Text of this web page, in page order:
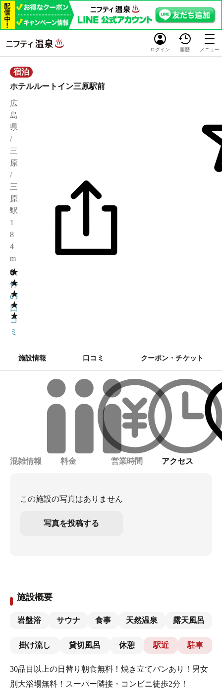
ログイン 履歴 メニュー
宿泊
ホテルルートイン三原駅前
広
島
県
/
三
原
/
三
原
駅
1
8
4
m
★
★
★
★
★
0
0
件
の
口
コ
ミ
施設情報 口コミ クーポン・チケット
混雑情報 料金 営業時間 アクセス
この施設の写真はありません
写真を投稿する
施設概要
岩盤浴 サウナ 食事 天然温泉 露天風呂
掛け流し 貸切風呂 休憩 駅近 駐車
30品目以上の日替り朝食無料！焼き立てパンあり！男女
別大浴場無料！スーパー隣接・コンビニ徒歩2分！